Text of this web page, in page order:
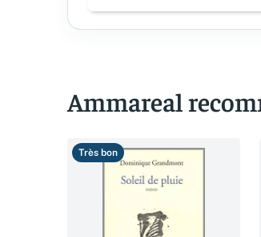
Ammareal
Très bon